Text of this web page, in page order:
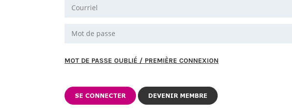
MOT DE PASSE OUBLIÉ / PREMIÈRE CONNEXION
DEVENIR MEMBRE